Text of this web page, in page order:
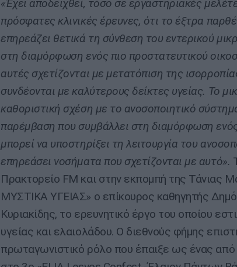
«Έχει αποδειχθεί, τόσο σε εργαστηριακές
πρόσφατες κλινικές έρευνες, ότι το έξτρα
επηρεάζει θετικά τη σύνθεση του εντερικού
στη διαμόρφωση ενός πιο προστατευτικού
αυτές σχετίζονται με μετατόπιση της
συνδέονται με καλύτερους δείκτες υγείας. Το
καθοριστική σχέση με το ανοσοποιητικό
παρέμβαση που συμβάλλει στη διαμόρφωση
μπορεί να υποστηρίξει τη λειτουργία του
επηρεάσει νοσήματα που σχετίζονται με αυτό».
Πρακτορείο FM και στην εκπομπή της Τάνιας
ΜΥΣΤΙΚΑ ΥΓΕΙΑΣ» ο επίκουρος καθηγητής
Κυριακίδης, το ερευνητικό έργο του οποίου
υγείας και ελαιολάδου. Ο διεθνούς φήμης
πρωταγωνιστικό ρόλο που έπαιξε ως ένας από